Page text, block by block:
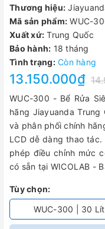
Thương hiệu:
Mã sản phẩm: WUC-
Xuất xứ: Trung Quốc
Bảo hành: 18 tháng
Tình trạng: Còn hàng
13.150.000₫
WUC-300 - Bể Rửa
hãng Jiayuanda Trung
và phân phối chính
LCD dễ dàng thao tác.
phép điều chỉnh mức
có sẵn tại WICOLAB -
Tùy chọn:
WUC-300 | 30 Lít